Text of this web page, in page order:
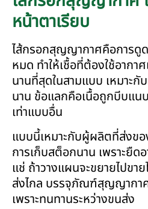
หน้าตาเรียบ
ไส้กรอกสุญญากาศคือการดู
หมด ทำให้เชื้อที่ต้องใช้อากา
นานที่สุดในสามแบบ เหมาะกั
นาน ข้อแลกคือเนื้อถูกบีบแน
เท่าแบบอื่น
แบบนี้เหมาะกับผู้ผลิตที่ส่งข
การเก็บสต็อกนาน เพราะยืด
แช่ ถ้าวางแผนจะขยายไปขา
ส่งไกล บรรจุภัณฑ์สุญญากา
เพราะทนทานระหว่างขนส่ง